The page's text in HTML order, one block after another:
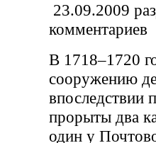
23.09.2009
комментариев
В 1718–1720
сооружению
впоследствии
прорыты два
один у